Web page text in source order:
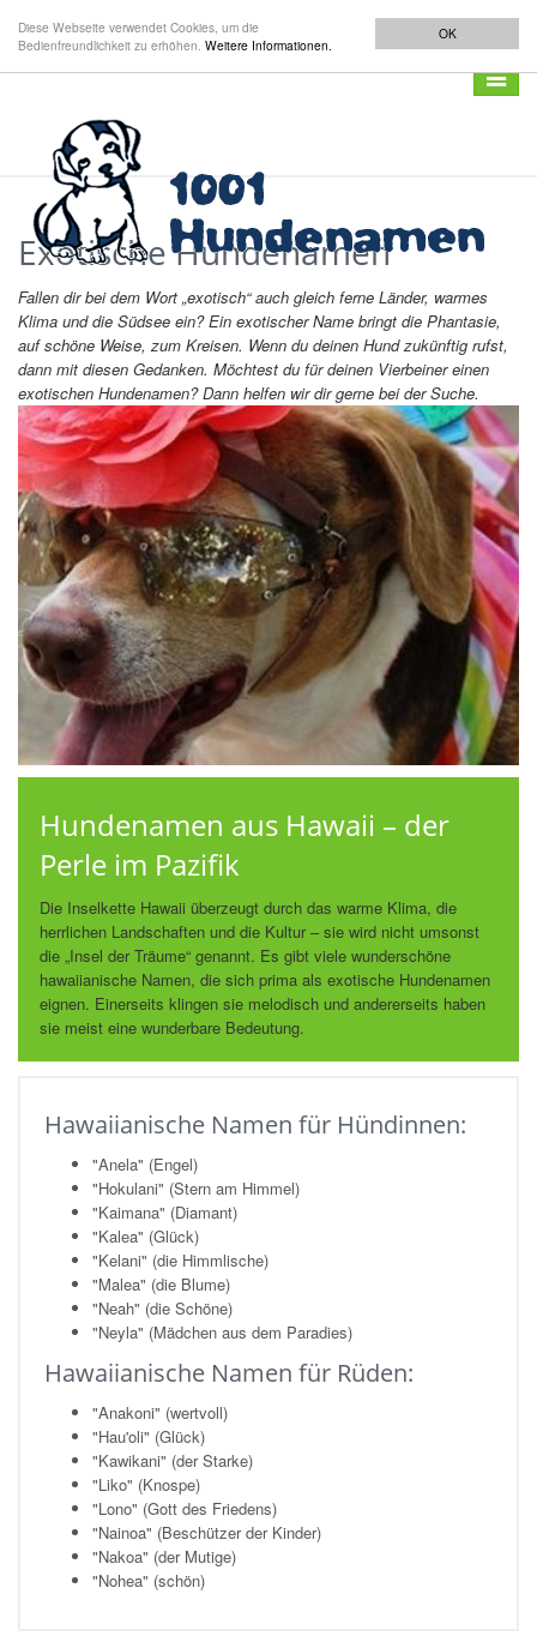
OK
Diese Webseite verwendet Cookies, um die
Bedienfreundlichkeit zu erhöhen. Weitere Informationen.
Exotische Hundenamen
Fallen dir bei dem Wort „exotisch“ auch gleich ferne Länder, warmes
Klima und die Südsee ein? Ein exotischer Name bringt die Phantasie,
auf schöne Weise, zum Kreisen. Wenn du deinen Hund zukünftig rufst,
dann mit diesen Gedanken. Möchtest du für deinen Vierbeiner einen
exotischen Hundenamen? Dann helfen wir dir gerne bei der Suche.
Hundenamen aus Hawaii – der
Perle im Pazifik
Die Inselkette Hawaii überzeugt durch das warme Klima, die
herrlichen Landschaften und die Kultur – sie wird nicht umsonst
die „Insel der Träume“ genannt. Es gibt viele wunderschöne
hawaiianische Namen, die sich prima als exotische Hundenamen
eignen. Einerseits klingen sie melodisch und andererseits haben
sie meist eine wunderbare Bedeutung.
Hawaiianische Namen für Hündinnen:
"Anela" (Engel)
"Hokulani" (Stern am Himmel)
"Kaimana" (Diamant)
"Kalea" (Glück)
"Kelani" (die Himmlische)
"Malea" (die Blume)
"Neah" (die Schöne)
"Neyla" (Mädchen aus dem Paradies)
Hawaiianische Namen für Rüden:
"Anakoni" (wertvoll)
"Hau'oli" (Glück)
"Kawikani" (der Starke)
"Liko" (Knospe)
"Lono" (Gott des Friedens)
"Nainoa" (Beschützer der Kinder)
"Nakoa" (der Mutige)
"Nohea" (schön)